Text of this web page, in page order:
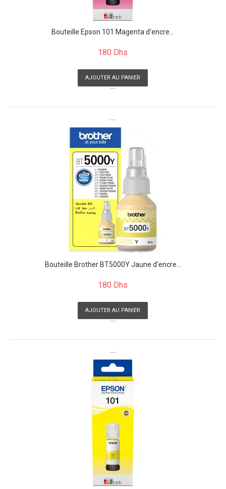
Bouteille Epson 101 Magenta d'encre...
180 Dhs
AJOUTER AU PANIER
```
```
Bouteille Brother BT5000Y Jaune d’encre...
180 Dhs
AJOUTER AU PANIER
```
```